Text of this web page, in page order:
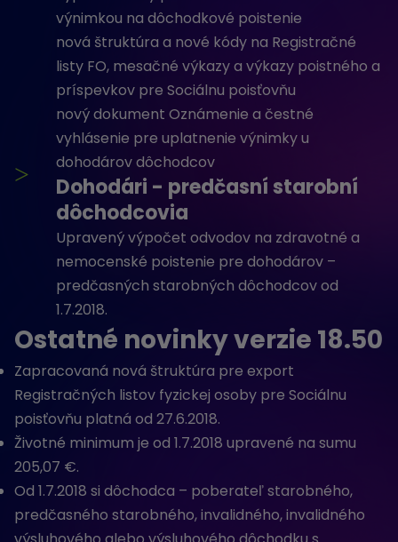
výnimkou na dôchodkové poistenie
nová štruktúra a nové kódy na Registračné
listy FO, mesačné výkazy a výkazy poistného a
príspevkov pre Sociálnu poisťovňu
nový dokument Oznámenie a čestné
vyhlásenie pre uplatnenie výnimky u
dohodárov dôchodcov
>
Dohodári - predčasní starobní
dôchodcovia
Upravený výpočet odvodov na zdravotné a
nemocenské poistenie pre dohodárov –
predčasných starobných dôchodcov od
1.7.2018.
Ostatné novinky verzie 18.50
Zapracovaná nová štruktúra pre export
Registračných listov fyzickej osoby pre Sociálnu
poisťovňu platná od 27.6.2018.
Životné minimum je od 1.7.2018 upravené na sumu
205,07 €.
Od 1.7.2018 si dôchodca – poberateľ starobného,
predčasného starobného, invalidného, invalidného